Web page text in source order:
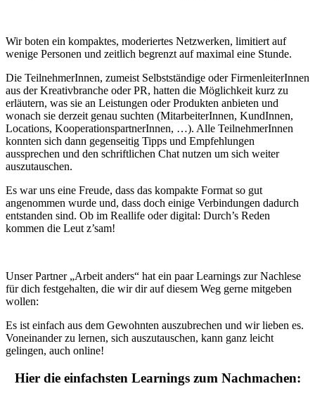
Wir boten ein kompaktes, moderiertes Netzwerken, limitiert auf
wenige Personen und zeitlich begrenzt auf maximal eine Stunde.
Die TeilnehmerInnen, zumeist Selbstständige oder FirmenleiterInnen
aus der Kreativbranche oder PR, hatten die Möglichkeit kurz zu
erläutern, was sie an Leistungen oder Produkten anbieten und
wonach sie derzeit genau suchten (MitarbeiterInnen, KundInnen,
Locations, KooperationspartnerInnen, …). Alle TeilnehmerInnen
konnten sich dann gegenseitig Tipps und Empfehlungen
aussprechen und den schriftlichen Chat nutzen um sich weiter
auszutauschen.
Es war uns eine Freude, dass das kompakte Format so gut
angenommen wurde und, dass doch einige Verbindungen dadurch
entstanden sind. Ob im Reallife oder digital: Durch’s Reden
kommen die Leut z’sam!
Unser Partner „Arbeit anders“ hat ein paar Learnings zur Nachlese
für dich festgehalten, die wir dir auf diesem Weg gerne mitgeben
wollen:
Es ist einfach aus dem Gewohnten auszubrechen und wir lieben es.
Voneinander zu lernen, sich auszutauschen, kann ganz leicht
gelingen, auch online!
Hier die einfachsten Learnings zum Nachmachen: